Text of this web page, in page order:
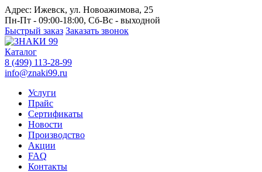
Адрес: Ижевск, ул. Новоажимова, 25
Пн-Пт - 09:00-18:00, Сб-Вс - выходной
Быстрый заказ Заказать звонок
Каталог
8 (499) 113-28-99
info@znaki99.ru
Услуги
Прайс
Сертификаты
Новости
Производство
Акции
FAQ
Контакты